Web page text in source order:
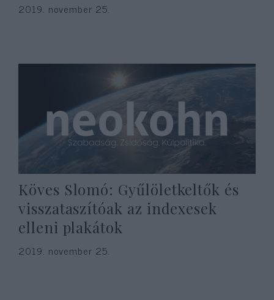
2019. november 25.
Köves Slomó: Gyűlöletkeltők és
visszataszítóak az indexesek
elleni plakátok
2019. november 25.